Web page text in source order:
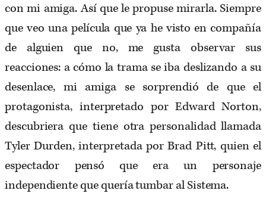
con mi amiga. Así que le propuse mirarla. Siempre
que veo una película que ya he visto en compañía
de alguien que no, me gusta observar sus
reacciones: a cómo la trama se iba deslizando a su
desenlace, mi amiga se sorprendió de que el
protagonista, interpretado por Edward Norton,
descubriera que tiene otra personalidad llamada
Tyler Durden, interpretada por Brad Pitt, quien el
espectador pensó que era un personaje
independiente que quería tumbar al Sistema.